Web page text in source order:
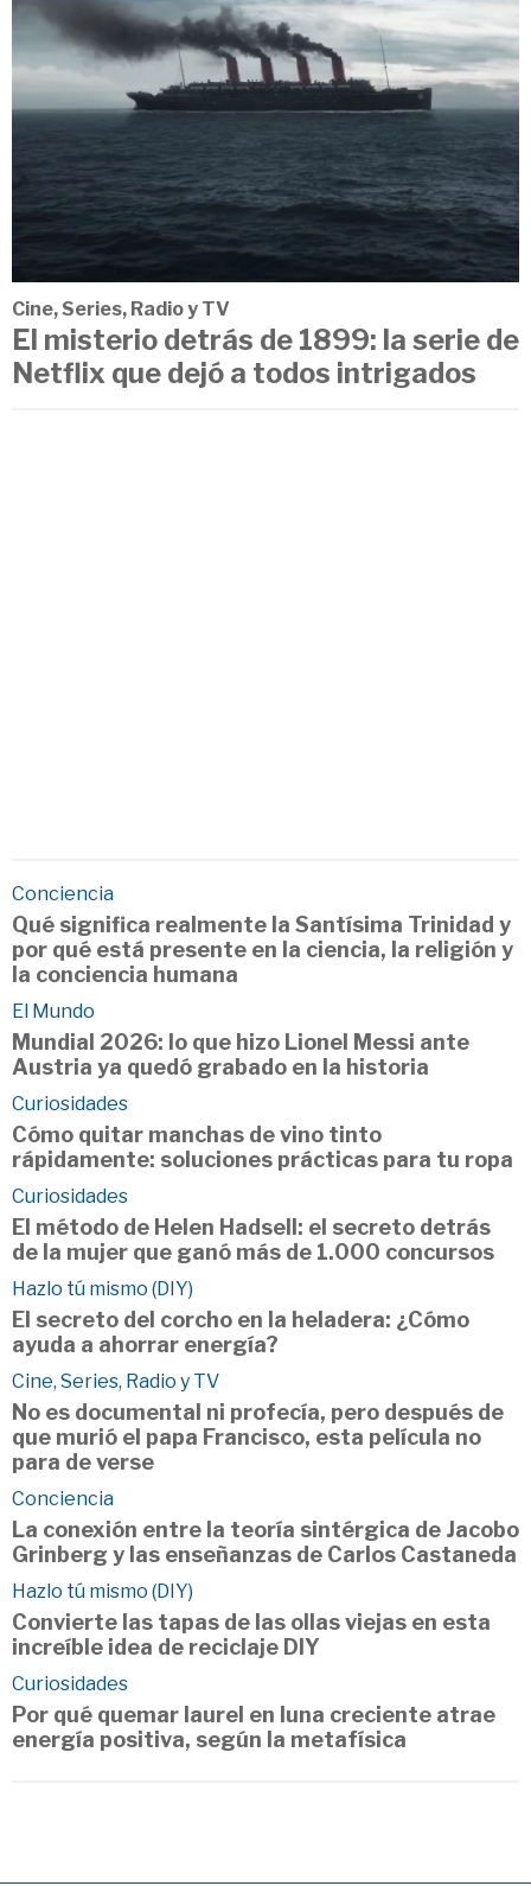
Cine, Series, Radio y TV
El misterio detrás de 1899: la serie de
Netflix que dejó a todos intrigados
Conciencia
Qué significa realmente la Santísima Trinidad y
por qué está presente en la ciencia, la religión y
la conciencia humana
El Mundo
Mundial 2026: lo que hizo Lionel Messi ante
Austria ya quedó grabado en la historia
Curiosidades
Cómo quitar manchas de vino tinto
rápidamente: soluciones prácticas para tu ropa
Curiosidades
El método de Helen Hadsell: el secreto detrás
de la mujer que ganó más de 1.000 concursos
Hazlo tú mismo (DIY)
El secreto del corcho en la heladera: ¿Cómo
ayuda a ahorrar energía?
Cine, Series, Radio y TV
No es documental ni profecía, pero después de
que murió el papa Francisco, esta película no
para de verse
Conciencia
La conexión entre la teoría sintérgica de Jacobo
Grinberg y las enseñanzas de Carlos Castaneda
Hazlo tú mismo (DIY)
Convierte las tapas de las ollas viejas en esta
increíble idea de reciclaje DIY
Curiosidades
Por qué quemar laurel en luna creciente atrae
energía positiva, según la metafísica